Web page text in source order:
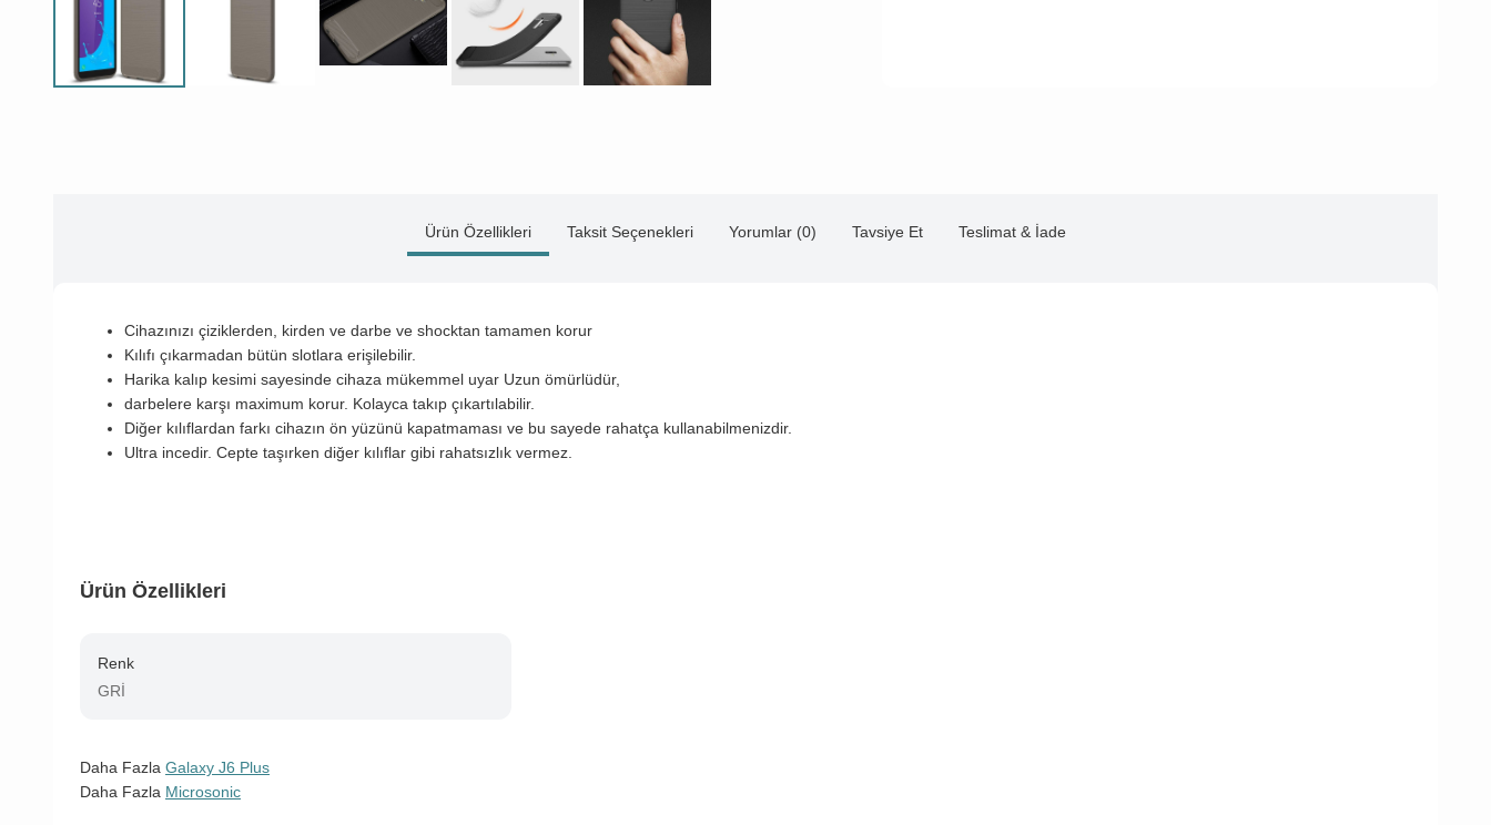
Ürün Özellikleri Taksit Seçenekleri Yorumlar (0) Tavsiye Et Teslimat & İade
Cihazınızı çiziklerden, kirden ve darbe ve shocktan tamamen korur
Kılıfı çıkarmadan bütün slotlara erişilebilir.
Harika kalıp kesimi sayesinde cihaza mükemmel uyar Uzun ömürlüdür,
darbelere karşı maximum korur. Kolayca takıp çıkartılabilir.
Diğer kılıflardan farkı cihazın ön yüzünü kapatmaması ve bu sayede rahatça kullanabilmenizdir.
Ultra incedir. Cepte taşırken diğer kılıflar gibi rahatsızlık vermez.
Ürün Özellikleri
Renk
GRİ
Daha Fazla Galaxy J6 Plus
Daha Fazla Microsonic